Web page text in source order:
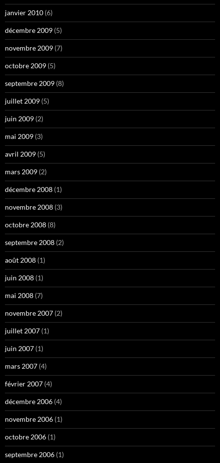
janvier 2010 (6)
décembre 2009 (5)
novembre 2009 (7)
octobre 2009 (5)
septembre 2009 (8)
juillet 2009 (5)
juin 2009 (2)
mai 2009 (3)
avril 2009 (5)
mars 2009 (2)
décembre 2008 (1)
novembre 2008 (3)
octobre 2008 (8)
septembre 2008 (2)
août 2008 (1)
juin 2008 (1)
mai 2008 (7)
novembre 2007 (2)
juillet 2007 (1)
juin 2007 (1)
mars 2007 (4)
février 2007 (4)
décembre 2006 (4)
novembre 2006 (1)
octobre 2006 (1)
septembre 2006 (1)